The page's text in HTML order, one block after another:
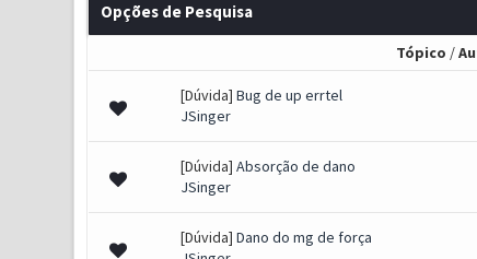
Opções de Pesquisa
Tópico /
[Dúvida] Bug de up errtel
JSinger
[Dúvida] Absorção de dano
JSinger
[Dúvida] Dano do mg de força